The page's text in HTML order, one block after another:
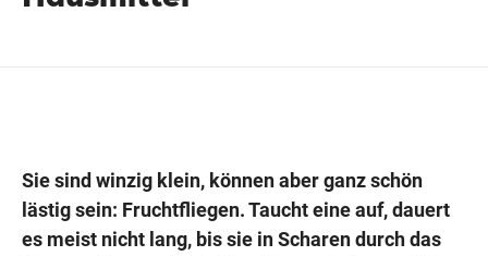
Sie sind winzig klein, können aber ganz schön
lästig sein: Fruchtfliegen. Taucht eine auf, dauert
es meist nicht lang, bis sie in Scharen durch das